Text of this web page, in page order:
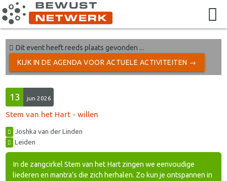
Dit event heeft reeds plaats gevonden ...
KIJK IN DE AGENDA VOOR ACTUELE ACTIVITEITEN →
13 jun 2026
Stem van het Hart - willen
Joshka van der Linden
Leiden
In de zangcirkel Stem van het Hart zingen we eenvoudige
liederen en mantra’s die zich herhalen. Zo kun je ontspannen in